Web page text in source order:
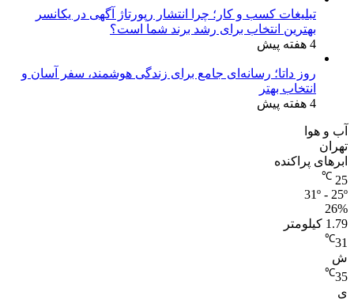
تبلیغات کسب و کار؛ چرا انتشار رپورتاژ آگهی در یکانسر
بهترین انتخاب برای رشد برند شما است؟
4 هفته پیش
روز داتا؛ رسانه‌ای جامع برای زندگی هوشمند، سفر آسان و
انتخاب بهتر
4 هفته پیش
آب و هوا
تهران
ابرهای پراکنده
25
℃
31º - 25º
26%
1.79 کیلومتر
31
℃
ش
35
℃
ی